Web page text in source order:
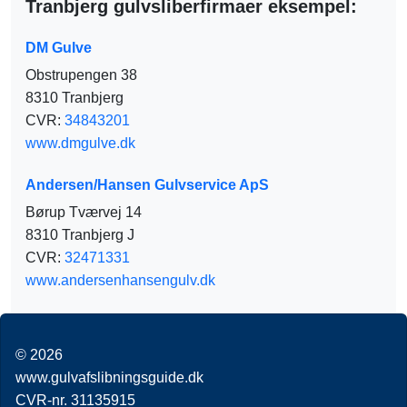
Tranbjerg gulvsliberfirmaer eksempel:
DM Gulve
Obstrupengen 38
8310 Tranbjerg
CVR: 34843201
www.dmgulve.dk
Andersen/Hansen Gulvservice ApS
Børup Tværvej 14
8310 Tranbjerg J
CVR: 32471331
www.andersenhansengulv.dk
© 2026
www.gulvafslibningsguide.dk
CVR-nr. 31135915